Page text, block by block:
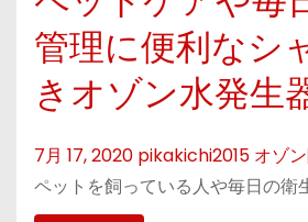
管理に便利なシ
きオゾン水発生
7月 17, 2020 pikakichi2015 オゾ
ペットを飼っている人や毎日の衛